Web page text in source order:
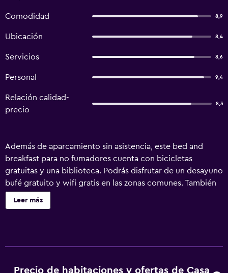
Comodidad 8,9
Ubicación 8,4
Servicios 8,6
Personal 9,4
Relación calidad-
precio
8,3
Además de aparcamiento sin asistencia, este bed and
breakfast para no fumadores cuenta con bicicletas
gratuitas y una biblioteca. Podrás disfrutar de un desayuno
bufé gratuito y wifi gratis en las zonas comunes. También
encontrarás check-out exprés, un jardín y personal
multilingüe. Casa Barbero Charme & Rooms ofrece 6
cama de alta calidad. Se ofrece televisión digitales. Los
Leer más
Precio de habitaciones y ofertas de Casa